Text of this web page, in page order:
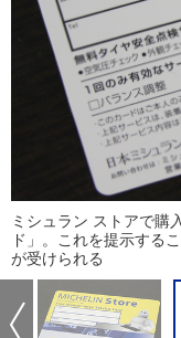
ミシュラン ストアで購
ド」。これを提示する
が受けられる